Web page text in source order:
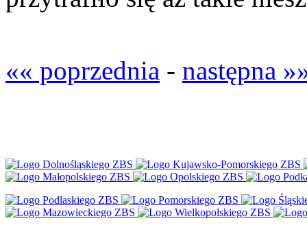
«« poprzednia - następna